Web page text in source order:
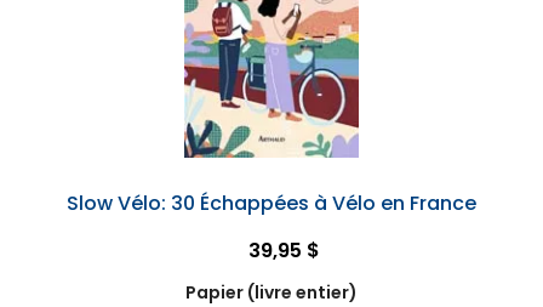
Slow Vélo: 30 Échappées à Vélo en France
39,95 $
Papier (livre entier)